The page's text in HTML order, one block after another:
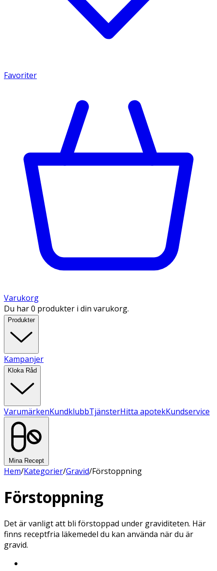
Favoriter
Varukorg
Du har 0 produkter i din varukorg.
Produkter
Kampanjer
Kloka Råd
VarumärkenKundklubbTjänsterHitta apotekKundservice
Mina Recept
Hem/Kategorier/Gravid/Förstoppning
Förstoppning
Det är vanligt att bli förstoppad under graviditeten. Här
finns receptfria läkemedel du kan använda när du är
gravid.